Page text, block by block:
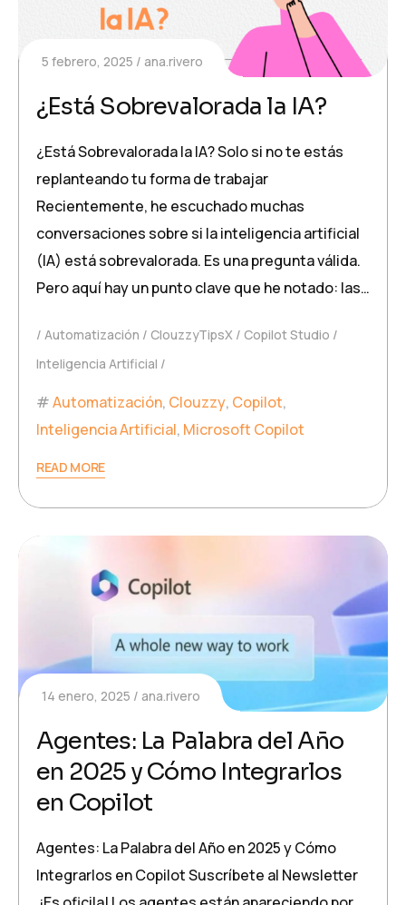
5 febrero, 2025 ana.rivero
¿Está Sobrevalorada la IA?
¿Está Sobrevalorada la IA? Solo si no te estás
replanteando tu forma de trabajar
Recientemente, he escuchado muchas
conversaciones sobre si la inteligencia artificial
(IA) está sobrevalorada. Es una pregunta válida.
Pero aquí hay un punto clave que he notado: las…
Automatización ClouzzyTipsX
Copilot Studio
Inteligencia Artificial
Automatización, Clouzzy, Copilot,
Inteligencia Artificial, Microsoft Copilot
READ MORE
14 enero, 2025 ana.rivero
Agentes: La Palabra del Año
en 2025 y Cómo Integrarlos
en Copilot
Agentes: La Palabra del Año en 2025 y Cómo
Integrarlos en Copilot Suscríbete al Newsletter